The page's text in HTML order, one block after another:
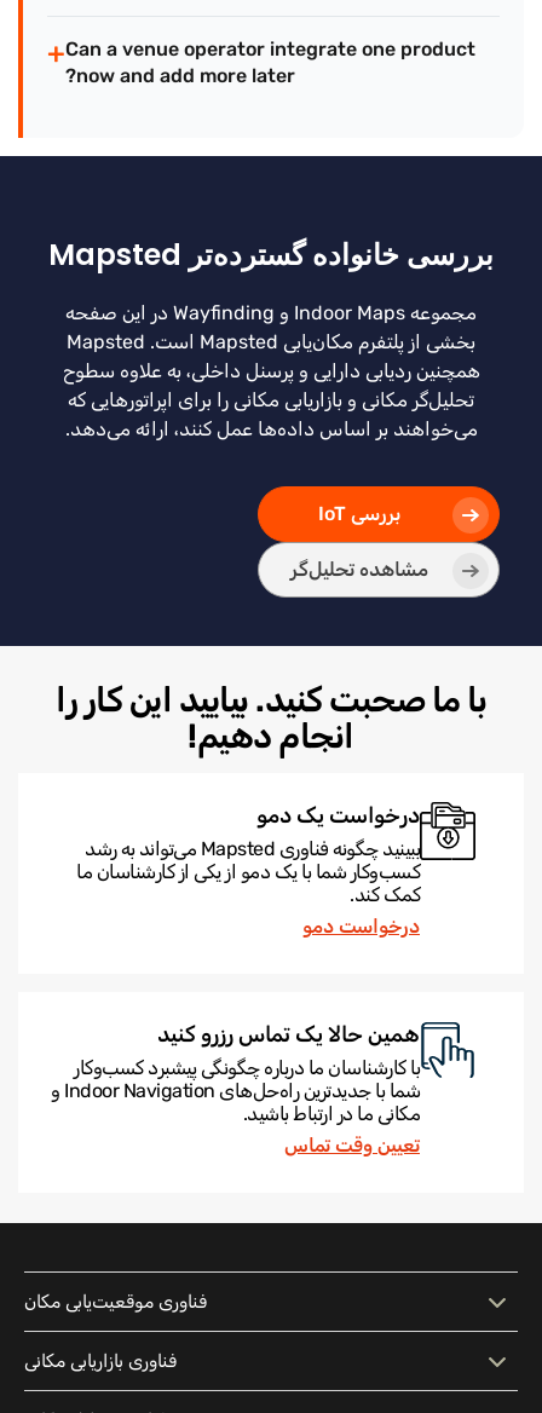
Can a venue operator integrate one product
now and add more later?
+
بررسی خانواده گسترده‌تر Mapsted
مجموعه Indoor Maps و Wayfinding در این صفحه
بخشی از پلتفرم مکان‌یابی Mapsted است. Mapsted
همچنین ردیابی دارایی و پرسنل داخلی، به علاوه سطوح
تحلیل‌گر مکانی و بازاریابی مکانی را برای اپراتورهایی که
می‌خواهند بر اساس داده‌ها عمل کنند، ارائه می‌دهد.
بررسی IoT
مشاهده تحلیل‌گر
با ما صحبت کنید. بیایید این کار را
انجام دهیم!
درخواست یک دمو
ببینید چگونه فناوری Mapsted می‌تواند به رشد
کسب‌وکار شما با یک دمو از یکی از کارشناسان ما
کمک کند.
درخواست دمو
همین حالا یک تماس رزرو کنید
با کارشناسان ما درباره چگونگی پیشبرد کسب‌وکار
شما با جدیدترین راه‌حل‌های Indoor Navigation و
مکانی ما در ارتباط باشید.
تعیین وقت تماس
فناوری موقعیت‌یابی مکان
فناوری موقعیت‌یابی مکان فناوری بازاریابی مکانی